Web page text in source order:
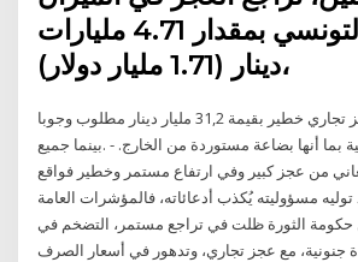
التجاري التونسي بمقدار 4.71 مليارات
دينار (1.71 مليار دولار)،
مما أدى إلى عجز تجاري خطير بقيمة 31,2 مليار دينار مطلوب وجوبا
بما أنها بضاعة مستوردة من الخارج. - .بينما جميع
من عجز كبير وفي ارتفاع مستمر وخطير فواقع
توليه مسؤوليته يُكذب أدعائاته، فالمؤشرات العامة
حكومة الثورة ظلت في تراجع مستمر، التضخم في
جنونية، مع عجز تجاري، وتدهور في أسعار الصرف